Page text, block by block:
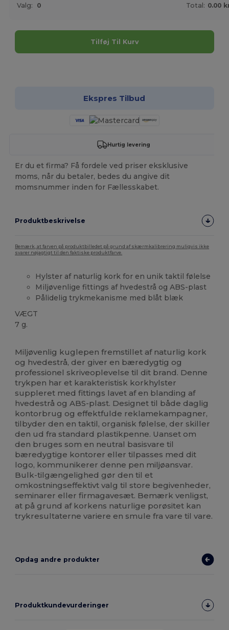
Valg: 0 Total: 0.00
Tilføj Til Kurv
Ekspres Tilbud
Hurtig levering
Er du et firma? Få fordele ved priser eksklusive
moms, når du betaler, bedes du angive dit
momsnummer inden for Fællesskabet.
Produktbeskrivelse
Bemærk, at farven på produktbilledet på grund af skærmkalibrering muligvis ikke
svarer nøjagtigt til den faktiske produktfarve.
Hylster af naturlig kork for en unik taktil følelse
Miljøvenlige fittings af hvedestrå og ABS-plast
Pålidelig trykmekanisme med blåt blæk
VÆGT
7 g.
Miljøvenlig kuglepen fremstillet af naturlig kork
og hvedestrå, der giver en bæredygtig og
professionel skriveoplevelse til dit brand. Denne
trykpen har et karakteristisk korkhylster
suppleret med fittings lavet af en blanding af
hvedestrå og ABS-plast. Designet til både daglig
kontorbrug og effektfulde reklamekampagner,
tilbyder den en taktil, organisk følelse, der skiller
den ud fra standard plastikpenne. Uanset om
den bruges som en neutral basisvare til
bæredygtige kontorer eller tilpasses med dit
logo, kommunikerer denne pen miljøansvar.
Bulk-tilgængelighed gør den til et
omkostningseffektivt valg til store begivenheder,
seminarer eller firmagavesæt. Bemærk venligst,
at på grund af korkens naturlige porøsitet kan
trykresultaterne variere en smule fra vare til vare.
Opdag andre produkter
Produktkundevurderinger